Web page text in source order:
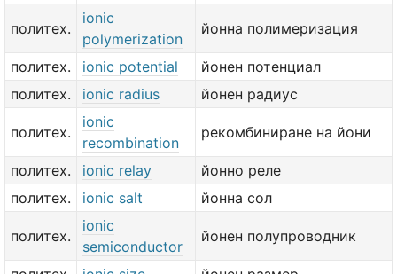
политех.
ionic
polymerization
йонна полимеризация
политех. ionic potential
йонен потенциал
политех.
ionic radius йонен радиус
политех.
ionic
recombination
рекомбиниране на йони
политех. ionic relay
йонно реле
политех.
ionic salt йонна сол
политех.
ionic
semiconductor
йонен полупроводник